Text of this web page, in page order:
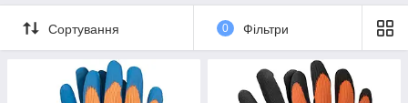
Сортування 0 Фільтри